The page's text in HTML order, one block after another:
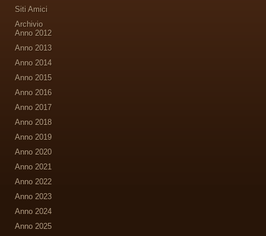
Siti Amici
Archivio
Anno 2012
Anno 2013
Anno 2014
Anno 2015
Anno 2016
Anno 2017
Anno 2018
Anno 2019
Anno 2020
Anno 2021
Anno 2022
Anno 2023
Anno 2024
Anno 2025